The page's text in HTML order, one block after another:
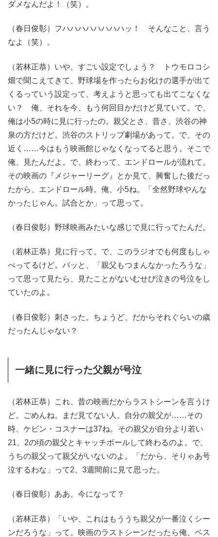
ダメなんだよ！（笑）。
（春日俊彰）フハハハハハハハハッ！ そんなこと、言う
なよ（笑）。
（若林正恭）いや、すごい設定でしょう？ トウモロコシ
畑で聞こえてきて、野球場を作ったらお化けの選手が出て
くるっていう設定って、考えようと思っても出てこなくな
い？ 俺、それを今、もう何回目かだけど見ていて。で、
俺は小5の時に見に行ったの。親父とさ、昔さ、渋谷の神
泉の方だけど。渋谷のストリップ劇場があって。で、その
近く……今はもう映画館じゃなくなってると思う。そこで
俺、見たんだよ。で、終わって、エンドロールが流れて。
その映画の『メジャーリーグ』とか見て、興奮した後だっ
たから、エンドロール時。俺、小5ね。「全然野球やんな
かったじゃん。試合とか」って思って。
（春日俊彰）野球映画みたいな感じで見に行ってたんだ。
（若林正恭）見に行って。で、このラジオでも何度もしゃ
べってるけど。パッと、「親父もつまんなかったろうな」
って思って見たら、見たことがないむせび泣きの号泣をし
ていたのよ。
（春日俊彰）刺さった。ちょうど、だからそれぐらいの歳
だったんじゃない？
一緒に見に行った父親が号泣
（若林正恭）これ、昔の映画だからラストシーンを言うけ
ど。ごめんね。まだ見てない人。自分の親父が……その
時、ケビン・コスナーは37ね。その親父が自分より若い
21、2の頃の親父とキャッチボールして終わるのよ。で、
うちの親父って親父がいないのよ。「だから、そりゃあ号
泣するわな」って2、3週間前に見て思った。
（春日俊彰）ああ、今になって？
（若林正恭）「いや、これはもううち親父が一番泣くシー
ンだろうな」って。映画のラストシーンだったら俺、ベス